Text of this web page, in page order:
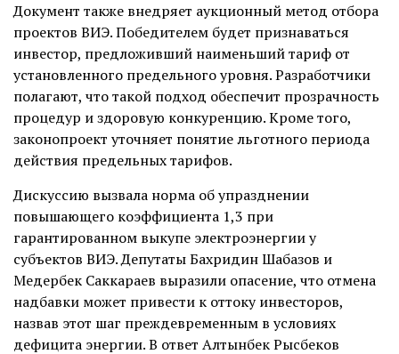
Документ также внедряет аукционный метод отбора
проектов ВИЭ. Победителем будет признаваться
инвестор, предложивший наименьший тариф от
установленного предельного уровня. Разработчики
полагают, что такой подход обеспечит прозрачность
процедур и здоровую конкуренцию. Кроме того,
законопроект уточняет понятие льготного периода
действия предельных тарифов.
Дискуссию вызвала норма об упразднении
повышающего коэффициента 1,3 при
гарантированном выкупе электроэнергии у
субъектов ВИЭ. Депутаты Бахридин Шабазов и
Медербек Саккараев выразили опасение, что отмена
надбавки может привести к оттоку инвесторов,
назвав этот шаг преждевременным в условиях
дефицита энергии. В ответ Алтынбек Рысбеков